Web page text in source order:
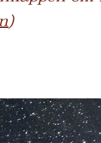
)